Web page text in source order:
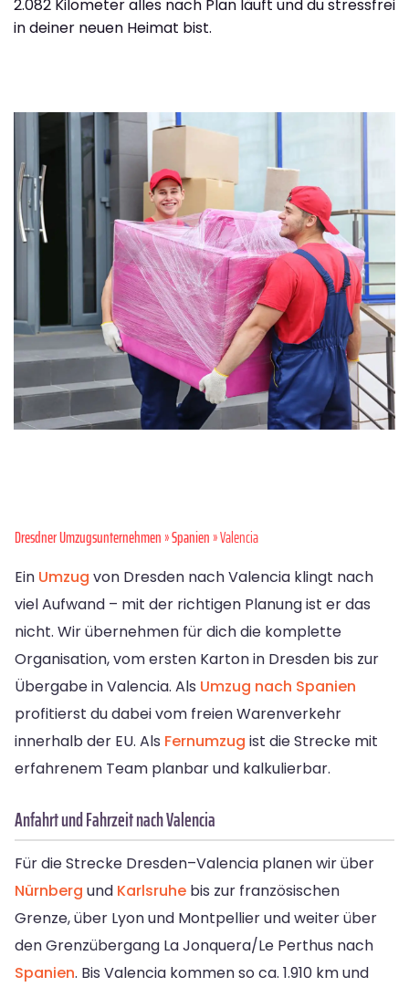
2.082 Kilometer alles nach Plan läuft und du stressfrei
in deiner neuen Heimat bist.
Dresdner Umzugsunternehmen»Spanien» Valencia
Ein Umzug von Dresden nach Valencia klingt nach
viel Aufwand – mit der richtigen Planung ist er das
nicht. Wir übernehmen für dich die komplette
Organisation, vom ersten Karton in Dresden bis zur
Übergabe in Valencia. Als Umzug nach Spanien
profitierst du dabei vom freien Warenverkehr
innerhalb der EU. Als Fernumzug ist die Strecke mit
erfahrenem Team planbar und kalkulierbar.
Anfahrt und Fahrzeit nach Valencia
Für die Strecke Dresden–Valencia planen wir über
Nürnberg und Karlsruhe bis zur französischen
Grenze, über Lyon und Montpellier und weiter über
den Grenzübergang La Jonquera/Le Perthus nach
Spanien. Bis Valencia kommen so ca. 1.910 km und